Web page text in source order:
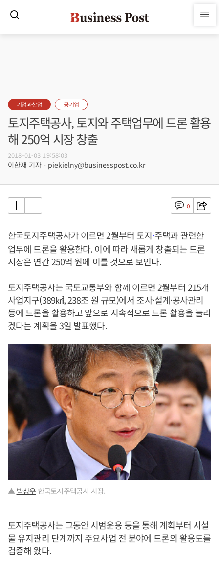
기업과산업 공기업
토지주택공사, 토지와 주택업무에 드론 활용
해 250억 시장 창출
2018-01-03 19:58:03
이한재 기자 - piekielny@businesspost.co.kr
0
한국토지주택공사가 이르면 2월부터 토지·주택과 관련한
업무에 드론을 활용한다. 이에 따라 새롭게 창출되는 드론
시장은 연간 250억 원에 이를 것으로 보인다.
토지주택공사는 국토교통부와 함께 이르면 2월부터 215개
사업지구(389㎢, 238조 원 규모)에서 조사·설계·공사관리
등에 드론을 활용하고 앞으로 지속적으로 드론 활용을 늘리
겠다는 계획을 3일 발표했다.
▲박상우 한국토지주택공사 사장.
토지주택공사는 그동안 시범운용 등을 통해 계획부터 시설
물 유지관리 단계까지 주요사업 전 분야에 드론의 활용도를
검증해 왔다.